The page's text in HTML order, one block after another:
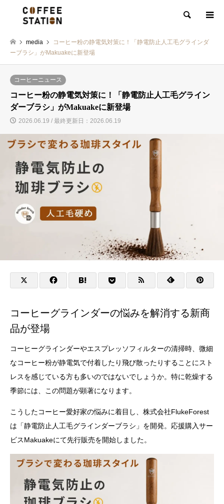
検索
media
コーヒー粉の静電気対策に！「静電防止人工毛グラインダ
ーブラシ」がMakuakeに新登場
コーヒーニュース
コーヒー粉の静電気対策に！「静電防止人工毛グライン
ダーブラシ」がMakuakeに新登場
2026.06.19 / 最終更新日：2026.06.19
コーヒーグラインダーの悩みを解消する新商
品が登場
コーヒーグラインダーやエスプレッソフィルターの清掃時、微細
なコーヒー粉が静電気で付着したり飛び散ったりすることにスト
レスを感じている方も多いのではないでしょうか。特に乾燥する
季節には、この問題が顕著になります。
こうしたコーヒー愛好家の悩みに着目し、株式会社FlukeForest
は「静電防止人工毛グラインダーブラシ」を開発。応援購入サー
ビスMakuakeにて先行販売を開始しました。